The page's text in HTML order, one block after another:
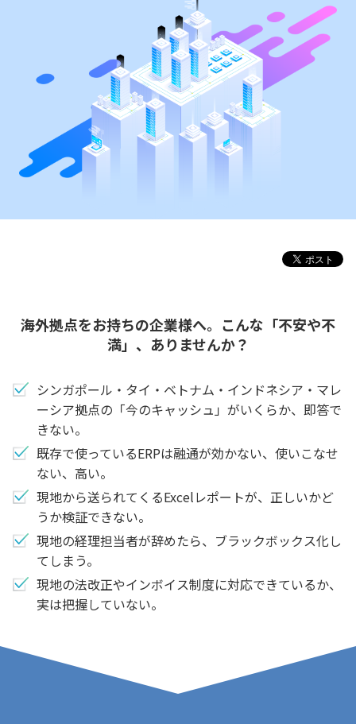
海外拠点をお持ちの企業様へ。こんな「不安や不
満」、ありませんか？
シンガポール・タイ・ベトナム・インドネシア・マレ
ーシア拠点の「今のキャッシュ」がいくらか、即答で
きない。
既存で使っているERPは融通が効かない、使いこなせ
ない、高い。
現地から送られてくるExcelレポートが、正しいかど
うか検証できない。
現地の経理担当者が辞めたら、ブラックボックス化し
てしまう。
現地の法改正やインボイス制度に対応できているか、
実は把握していない。